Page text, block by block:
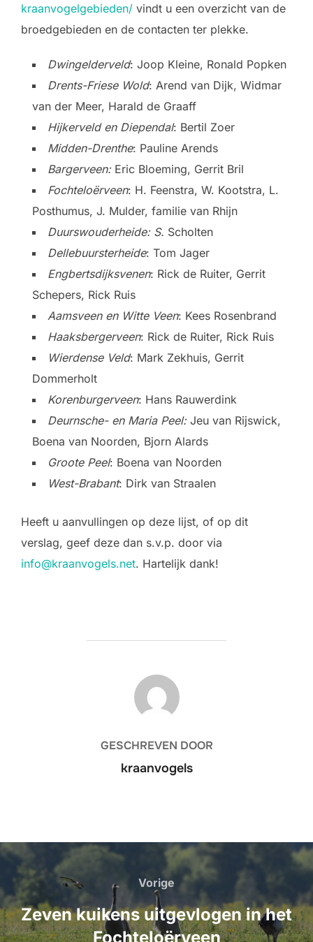
kraanvogelgebieden/ vindt u een overzicht van de
broedgebieden en de contacten ter plekke.
Dwingelderveld: Joop Kleine, Ronald Popken
Drents-Friese Wold: Arend van Dijk, Widmar
van der Meer, Harald de Graaff
Hijkerveld en Diependal: Bertil Zoer
Midden-Drenthe: Pauline Arends
Bargerveen:Eric Bloeming, Gerrit Bril
Fochteloërveen: H. Feenstra, W. Kootstra, L.
Posthumus, J. Mulder, familie van Rhijn
Duurswouderheide: S. Scholten
Dellebuursterheide: Tom Jager
Engbertsdijksvenen: Rick de Ruiter, Gerrit
Schepers, Rick Ruis
Aamsveen en Witte Veen: Kees Rosenbrand
Haaksbergerveen: Rick de Ruiter, Rick Ruis
Wierdense Veld: Mark Zekhuis, Gerrit
Dommerholt
Korenburgerveen: Hans Rauwerdink
Deurnsche- en Maria Peel: Jeu van Rijswick,
Boena van Noorden, Bjorn Alards
Groote Peel: Boena van Noorden
West-Brabant: Dirk van Straalen
Heeft u aanvullingen op deze lijst, of op dit
verslag, geef deze dan s.v.p. door via
info@kraanvogels.net. Hartelijk dank!
BERICHTAUTEUR
GESCHREVEN DOOR
kraanvogels
Bericht
navigatie
Vorige
Vorige
Zeven kuikens uitgevlogen in het
Fochteloërveen